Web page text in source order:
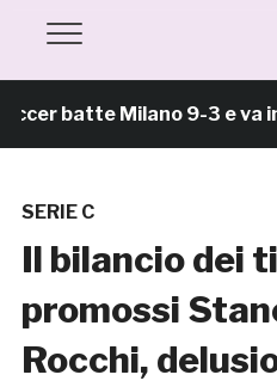
batte Milano 9-3 e va in
SERIE C
Il bilancio dei
promossi
Rocchi,